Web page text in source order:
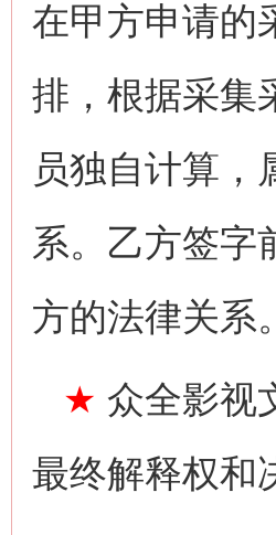
在甲方申请的
排，根据采集
员独自计算，
系。乙方签字
方的法律关系。
★ 众全影视
最终解释权和